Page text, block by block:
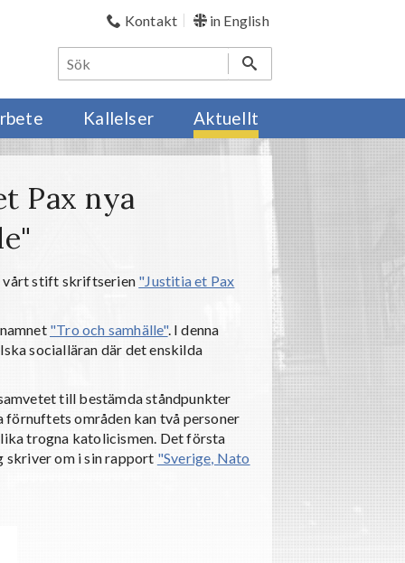
Kontakt in English
Kallelser Aktuellt
Pax nya
vårt stift skriftserien "Justitia et Pax
"Tro och samhälle". I denna
socialläran där det enskilda
till bestämda ståndpunkter
områden kan två personer
trogna katolicismen. Det första
skriver om i sin rapport "Sverige, Nato